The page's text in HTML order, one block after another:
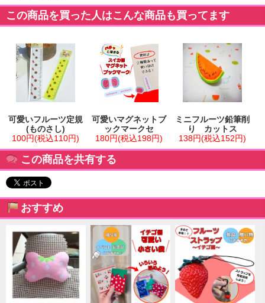
この商品を買った人はこんな商品も買ってます
可愛いフルーツ定規
(ものさし)
100円(税込110円)
可愛いマグネットブ
ックマークセ
180円(税込198円)
ミニフルーツ鉛筆削
り カットス
138円(税込152円)
この商品を共有する
おすすめ